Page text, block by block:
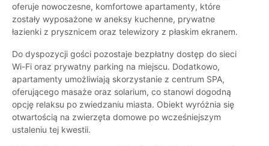
oferuje nowoczesne, komfortowe apartamenty, które
zostały wyposażone w aneksy kuchenne, prywatne
łazienki z prysznicem oraz telewizory z płaskim ekranem.
Do dyspozycji gości pozostaje bezpłatny dostęp do sieci
Wi-Fi oraz prywatny parking na miejscu. Dodatkowo,
apartamenty umożliwiają skorzystanie z centrum SPA,
oferującego masaże oraz solarium, co stanowi dogodną
opcję relaksu po zwiedzaniu miasta. Obiekt wyróżnia się
otwartością na zwierzęta domowe po wcześniejszym
ustaleniu tej kwestii.